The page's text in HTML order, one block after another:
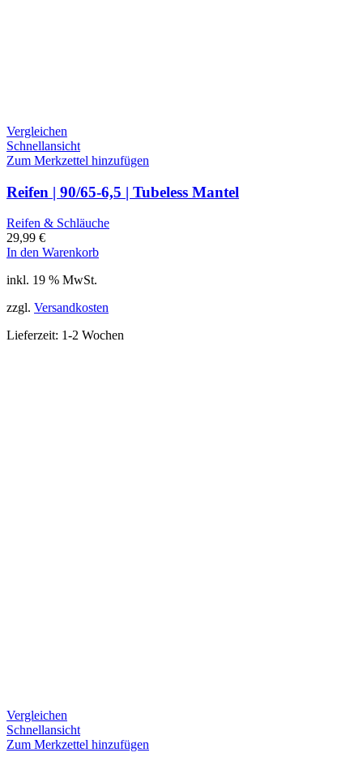
Vergleichen
Schnellansicht
Zum Merkzettel hinzufügen
Reifen | 90/65-6,5 | Tubeless Mantel
Reifen & Schläuche
29,99 €
In den Warenkorb
inkl. 19 % MwSt.
zzgl. Versandkosten
Lieferzeit: 1-2 Wochen
Vergleichen
Schnellansicht
Zum Merkzettel hinzufügen